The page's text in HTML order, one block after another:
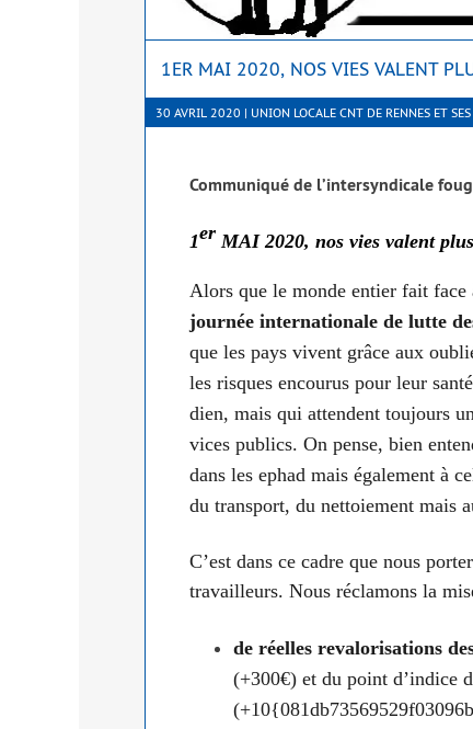
1ER MAI 2020, NOS VIES VALENT
30 AVRIL 2020 | UNION LOCALE CNT DE RENNES ET
Communiqué de l’in­ter­syn­di­cale
1er MAI 2020, nos vies valent
Alors que le monde entier fait face
jour­née inter­na­tio­nale de lutte
que les pays vivent grâce aux
les risques encou­rus pour leur
dien, mais qui attendent tou­jours
vices publics. On pense, bien
dans les ephad mais éga­le­ment à
du trans­port, du net­toie­ment mais
C’est dans ce cadre que nous
tra­vailleurs. Nous récla­mons la
de réelles reva­lo­ri­sa­tions
(+300€) et du point d’indice